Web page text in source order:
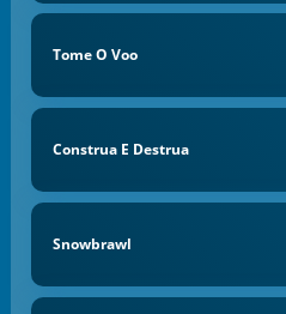
Tome O Voo
Construa E Destrua
Snowbrawl